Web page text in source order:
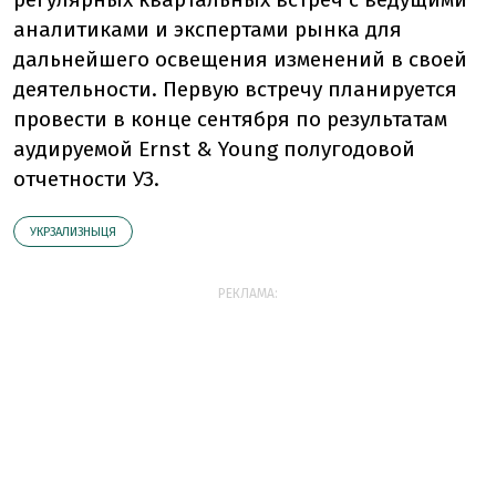
аналитиками и экспертами рынка для
дальнейшего освещения изменений в своей
деятельности. Первую встречу планируется
провести в конце сентября по результатам
аудируемой Ernst & Young полугодовой
отчетности УЗ.
УКРЗАЛИЗНЫЦЯ
РЕКЛАМА: